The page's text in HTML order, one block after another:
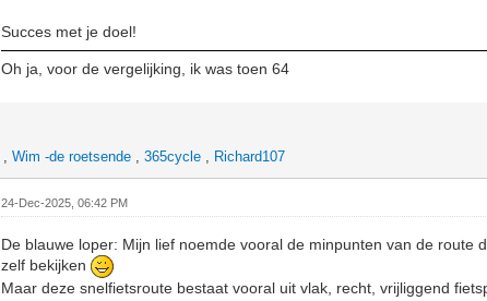
Succes met je doel!
Oh ja, voor de vergelijking, ik was toen 64
,Wim -de roetsende ,365cycle , Richard107
24-Dec-2025, 06:42 PM
De blauwe loper: Mijn lief noemde vooral de minpunten van de route
zelf bekijken
Maar deze snelfietsroute bestaat vooral uit vlak, recht, vrijliggend